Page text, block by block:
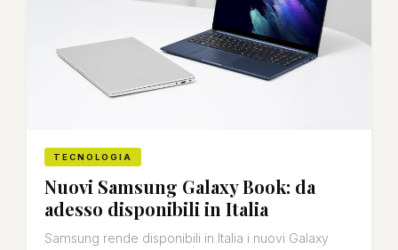
TECNOLOGIA
Nuovi Samsung Galaxy Book: da
adesso disponibili in Italia
Samsung rende disponibili in Italia i nuovi Galaxy